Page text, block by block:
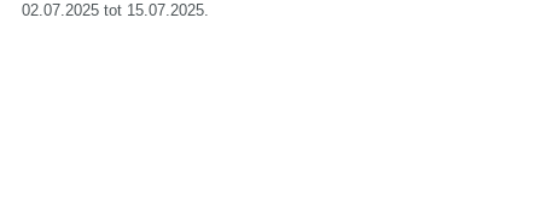
02.07.2025 tot 15.07.2025.